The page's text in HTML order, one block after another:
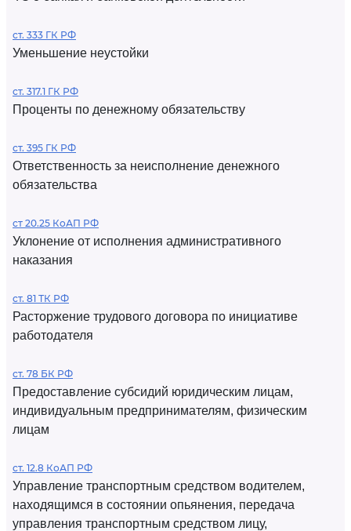
ст. 333 ГК РФ
Уменьшение неустойки
ст. 317.1 ГК РФ
Проценты по денежному обязательству
ст. 395 ГК РФ
Ответственность за неисполнение денежного
обязательства
ст 20.25 КоАП РФ
Уклонение от исполнения административного
наказания
ст. 81 ТК РФ
Расторжение трудового договора по инициативе
работодателя
ст. 78 БК РФ
Предоставление субсидий юридическим лицам,
индивидуальным предпринимателям, физическим
лицам
ст. 12.8 КоАП РФ
Управление транспортным средством водителем,
находящимся в состоянии опьянения, передача
управления транспортным средством лицу,